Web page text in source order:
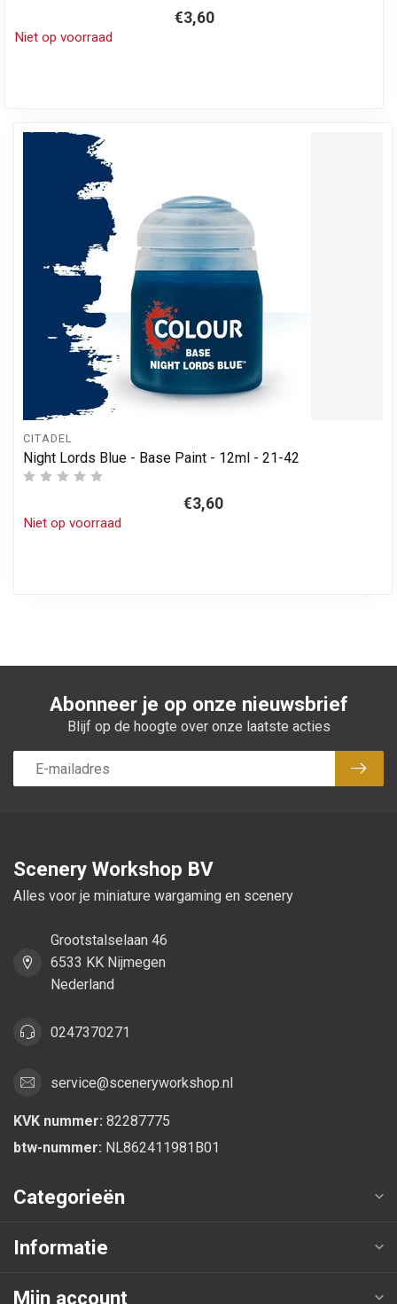
€3,60
Niet op voorraad
CITADEL
Night Lords Blue - Base Paint - 12ml - 21-42
€3,60
Niet op voorraad
Abonneer je op onze nieuwsbrief
Blijf op de hoogte over onze laatste acties
Scenery Workshop BV
Alles voor je miniature wargaming en scenery
Grootstalselaan 46
6533 KK Nijmegen
Nederland
0247370271
service@sceneryworkshop.nl
KVK nummer: 82287775
btw-nummer: NL862411981B01
Categorieën
Informatie
Mijn account